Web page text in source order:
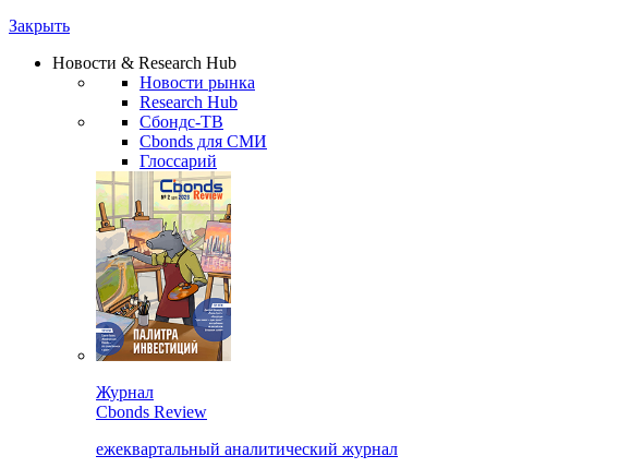
Закрыть
Новости & Research Hub
Новости рынка
Research Hub
Сбондс-ТВ
Cbonds для СМИ
Глоссарий
Журнал
Cbonds Review
ежеквартальный аналитический журнал